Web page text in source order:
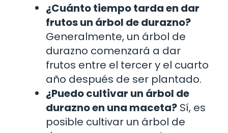
¿Cuánto tiempo tarda en dar
frutos un árbol de durazno?
Generalmente, un árbol de
durazno comenzará a dar
frutos entre el tercer y el cuarto
año después de ser plantado.
¿Puedo cultivar un árbol de
durazno en una maceta? Sí, es
posible cultivar un árbol de